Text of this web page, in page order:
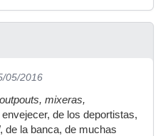
05/2016
outpouts, mixeras,
de los deportistas,
de la banca, de muchas